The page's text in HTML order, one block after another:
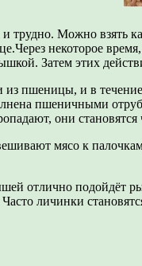
трудно. Можно взять
некоторое
Затем этих
из пшеницы, и в
пшеничными
они
мясо к
отлично подойдёт
личинки